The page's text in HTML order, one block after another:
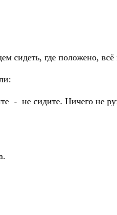
сидеть, где положено, всё
- не сидите. Ничего не